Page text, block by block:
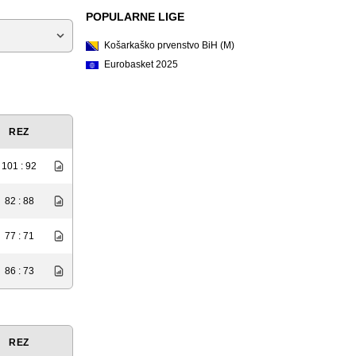
REZ
101 : 92
82 : 88
77 : 71
86 : 73
REZ
POPULARNE LIGE
Košarkaško prvenstvo BiH (M)
Eurobasket 2025